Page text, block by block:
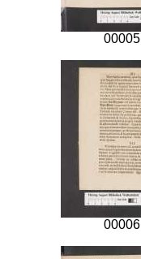
00005
00006